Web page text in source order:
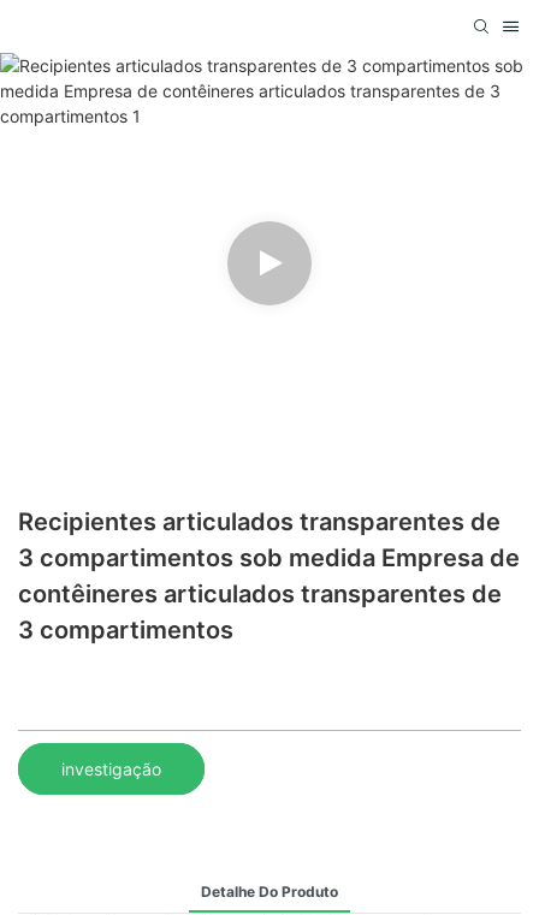
Recipientes articulados transparentes de
3 compartimentos sob medida Empresa de
contêineres articulados transparentes de
3 compartimentos
investigação
Detalhe Do Produto